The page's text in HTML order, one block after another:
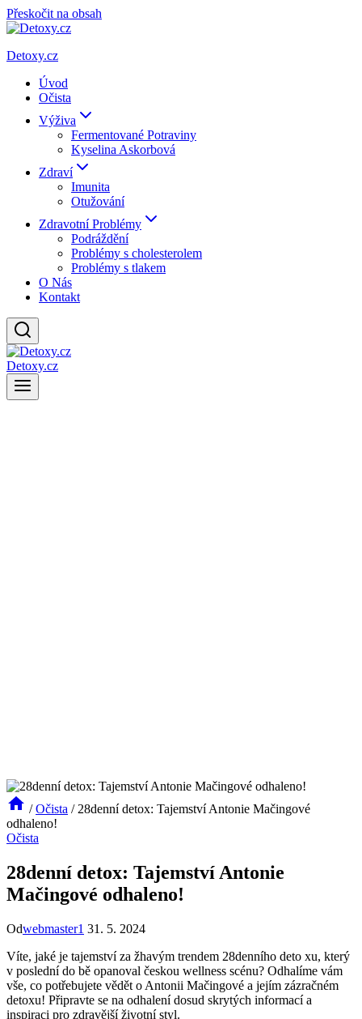
Přeskočit na obsah
Detoxy.cz
Úvod
Očista
Výživa
Fermentované Potraviny
Kyselina Askorbová
Zdraví
Imunita
Otužování
Zdravotní Problémy
Podráždění
Problémy s cholesterolem
Problémy s tlakem
O Nás
Kontakt
Detoxy.cz
/ Očista / 28denní detox: Tajemství Antonie Mačingové
odhaleno!
Očista
28denní detox: Tajemství Antonie
Mačingové odhaleno!
Odwebmaster1 31. 5. 2024
Víte, jaké je tajemství ‍za žhavým trendem 28denního deto xu, který
v poslední do bě opanoval českou wellness⁤ scénu? Odhalíme vám⁣
vše,⁤ co potřebujete vědět‌ o Antonii Mačingové​ a jejím zázračném⁤
detoxu! ​Připravte se na odhalení dosud skrytých informací a⁤
inspiraci pro zdravější ⁤životní styl.